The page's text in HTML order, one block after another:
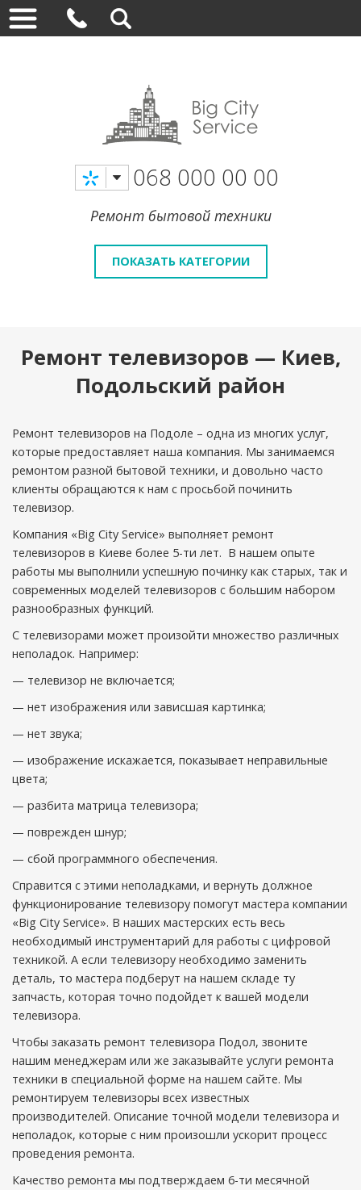
068 000 00 00
Ремонт бытовой техники
ПОКАЗАТЬ КАТЕГОРИИ
Ремонт телевизоров — Киев,
Подольский район
Ремонт телевизоров на Подоле – одна из многих услуг,
которые предоставляет наша компания. Мы занимаемся
ремонтом разной бытовой техники, и довольно часто
клиенты обращаются к нам с просьбой починить
телевизор.
Компания «Big City Service» выполняет ремонт
телевизоров в Киеве более 5-ти лет. В нашем опыте
работы мы выполнили успешную починку как старых, так и
современных моделей телевизоров с большим набором
разнообразных функций.
С телевизорами может произойти множество различных
неполадок. Например:
— телевизор не включается;
— нет изображения или зависшая картинка;
— нет звука;
— изображение искажается, показывает неправильные
цвета;
— разбита матрица телевизора;
— поврежден шнур;
— сбой программного обеспечения.
Справится с этими неполадками, и вернуть должное
функционирование телевизору помогут мастера компании
«Big City Service». В наших мастерских есть весь
необходимый инструментарий для работы с цифровой
техникой. А если телевизору необходимо заменить
деталь, то мастера подберут на нашем складе ту
запчасть, которая точно подойдет к вашей модели
телевизора.
Чтобы заказать ремонт телевизора Подол, звоните
нашим менеджерам или же заказывайте услуги ремонта
техники в специальной форме на нашем сайте. Мы
ремонтируем телевизоры всех известных
производителей. Описание точной модели телевизора и
неполадок, которые с ним произошли ускорит процесс
проведения ремонта.
Качество ремонта мы подтверждаем 6-ти месячной